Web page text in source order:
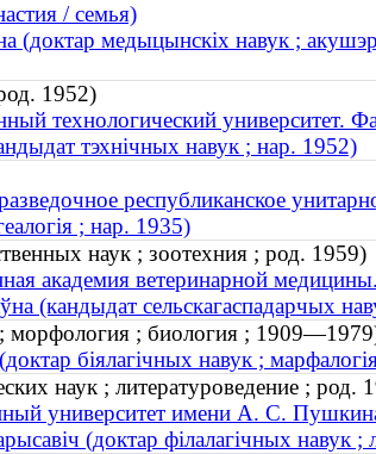
/ семья)
(доктар медыцынскіх навук ;
1952)
технологический университет.
тэхнічных навук ; нар. 1952)
республиканское
; нар. 1935)
наук ; зоотехния ; род. 1959)
академия ветеринарной
(кандыдат сельскагаспадарчых
морфология ; биология ;
біялагічных навук ;
наук ; литературоведение ; род.
университет имени А. С.
(доктар філалагічных навук ;